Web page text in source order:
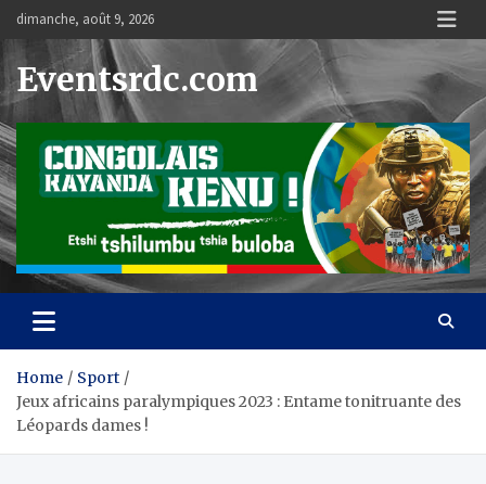
Skip
content
dimanche, août 9, 2026
Eventsrdc.com
Home
Sport
Jeux africains paralympiques 2023 : Entame tonitruante des
Léopards dames !